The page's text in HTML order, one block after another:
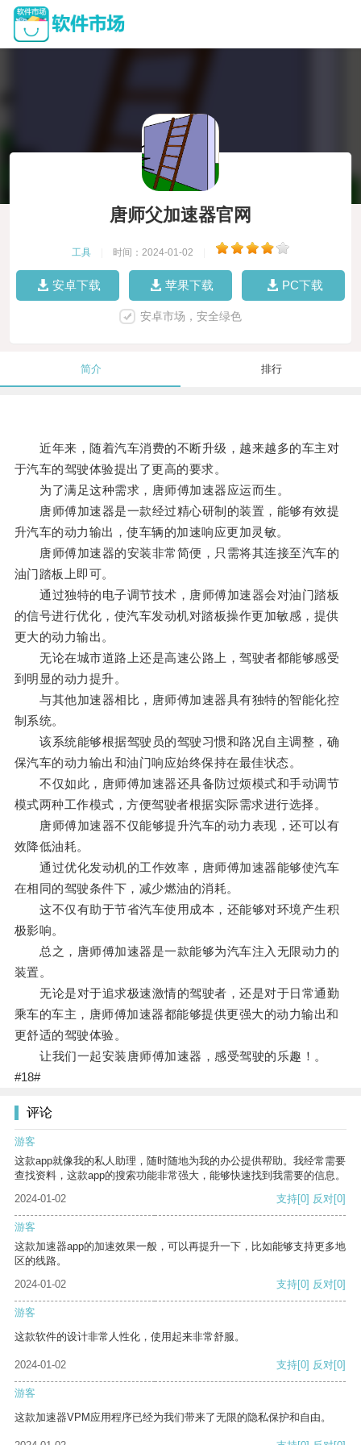
唐师父加速器官网
工具 时间：2024-01-02
安卓下载 苹果下载 PC下载
安卓市场，安全绿色
简介 排行
近年来，随着汽车消费的不断升级，越来越多的车主对
于汽车的驾驶体验提出了更高的要求。
为了满足这种需求，唐师傅加速器应运而生。
唐师傅加速器是一款经过精心研制的装置，能够有效提
升汽车的动力输出，使车辆的加速响应更加灵敏。
唐师傅加速器的安装非常简便，只需将其连接至汽车的
油门踏板上即可。
通过独特的电子调节技术，唐师傅加速器会对油门踏板
的信号进行优化，使汽车发动机对踏板操作更加敏感，提供
更大的动力输出。
无论在城市道路上还是高速公路上，驾驶者都能够感受
到明显的动力提升。
与其他加速器相比，唐师傅加速器具有独特的智能化控
制系统。
该系统能够根据驾驶员的驾驶习惯和路况自主调整，确
保汽车的动力输出和油门响应始终保持在最佳状态。
不仅如此，唐师傅加速器还具备防过烦模式和手动调节
模式两种工作模式，方便驾驶者根据实际需求进行选择。
唐师傅加速器不仅能够提升汽车的动力表现，还可以有
效降低油耗。
通过优化发动机的工作效率，唐师傅加速器能够使汽车
在相同的驾驶条件下，减少燃油的消耗。
这不仅有助于节省汽车使用成本，还能够对环境产生积
极影响。
总之，唐师傅加速器是一款能够为汽车注入无限动力的
装置。
无论是对于追求极速激情的驾驶者，还是对于日常通勤
乘车的车主，唐师傅加速器都能够提供更强大的动力输出和
更舒适的驾驶体验。
让我们一起安装唐师傅加速器，感受驾驶的乐趣！。
#18#
评论
游客
这款app就像我的私人助理，随时随地为我的办公提供帮助。我经常需要
查找资料，这款app的搜索功能非常强大，能够快速找到我需要的信息。
2024-01-02
支持[0] 反对[0]
游客
这款加速器app的加速效果一般，可以再提升一下，比如能够支持更多地
区的线路。
2024-01-02
支持[0] 反对[0]
游客
这款软件的设计非常人性化，使用起来非常舒服。
2024-01-02 支持[0] 反对[0]
游客
这款加速器VPM应用程序已经为我们带来了无限的隐私保护和自由。